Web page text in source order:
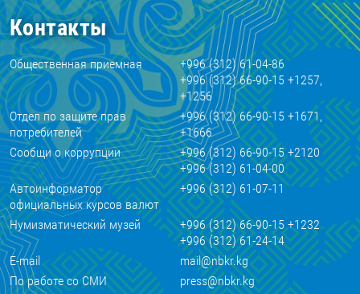
Контакты
Общественная приемная
+996 (312) 61-04-86
+996 (312) 66-90-15 +1257,
+1256
Отдел по защите прав
потребителей
+996 (312) 66-90-15 +1671,
+1666
Сообщи о коррупции
+996 (312) 66-90-15 +2120
+996 (312) 61-04-00
Автоинформатор
официальных курсов валют
+996 (312) 61-07-11
Нумизматический музей
+996 (312) 66-90-15 +1232
+996 (312) 61-24-14
E-mail
mail@nbkr.kg
По работе со СМИ
press@nbkr.kg